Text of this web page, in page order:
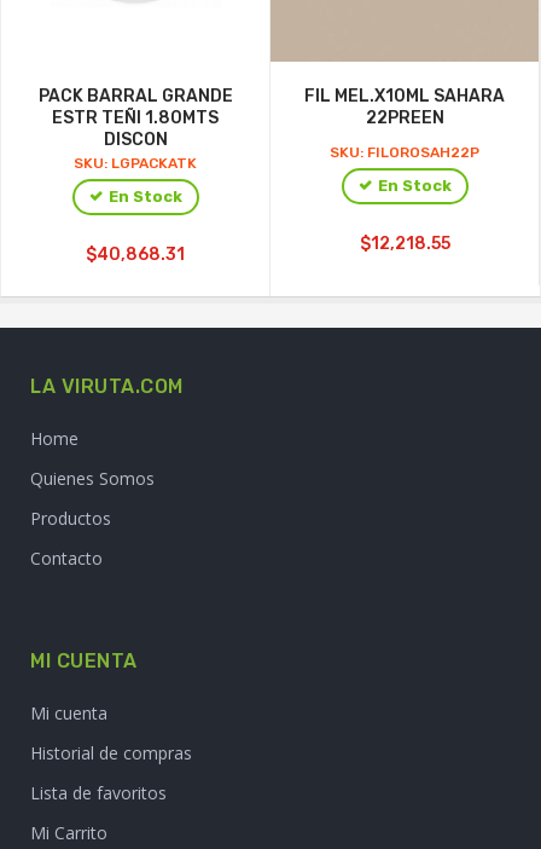
PACK BARRAL GRANDE
ESTR TEÑI 1.80MTS
DISCON
SKU: LGPACKATK
En Stock
$40,868.31
FIL MEL.X10ML SAHARA
22PREEN
SKU: FILOROSAH22P
En Stock
$12,218.55
LA VIRUTA.COM
Home
Quienes Somos
Productos
Contacto
MI CUENTA
Mi cuenta
Historial de compras
Lista de favoritos
Mi Carrito